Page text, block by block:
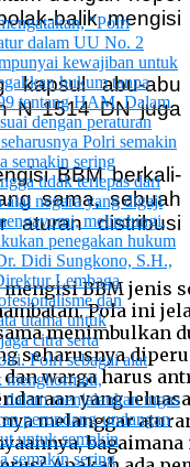
balik mengisi
kapsul abu-abu
N 1514 DN juga
BBM berkali-
sama, sebuah
aturan distribusi